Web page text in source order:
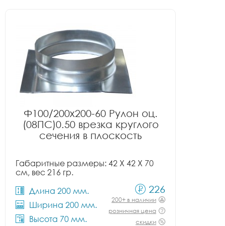
Ф100/200x200-60 Рулон оц.
(08ПС)0.50 врезка круглого
сечения в плоскость
Габаритные размеры: 42 X 42 X 70
см, вес 216 гр.
Длина 200 мм.
Ширина 200 мм.
Высота 70 мм.
226
200+ в наличии
розничная цена
скидки